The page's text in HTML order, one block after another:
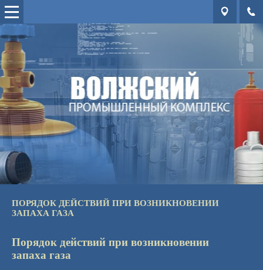
ПОРЯДОК ДЕЙСТВИЙ ПРИ ВОЗНИКНОВЕНИИ
ЗАПАХА ГАЗА
Порядок действий при возникновении
запаха газа